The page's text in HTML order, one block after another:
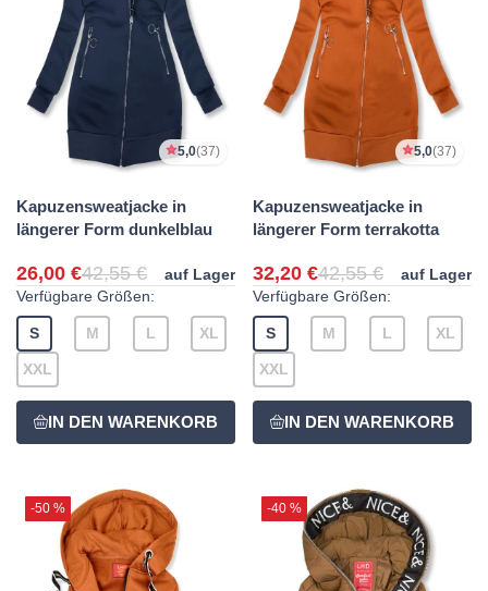
5,0(37)
Kapuzensweatjacke in
längerer Form dunkelblau
26,00 €42,55 €
auf Lager
Verfügbare Größen:
S M L XL
XXL
5,0(37)
Kapuzensweatjacke in
längerer Form terrakotta
32,20 €42,55 €
auf Lager
Verfügbare Größen:
S M L XL
XXL
-50 % -40 %